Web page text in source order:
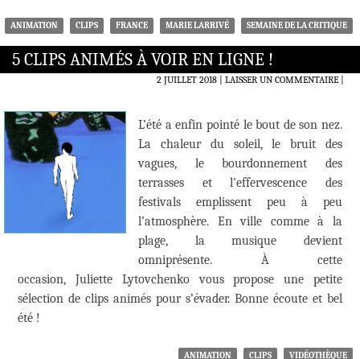
ANIMATION CLIPS FRANCE MARIE LARRIVÉ SEMAINE DE LA CRITIQUE
5 CLIPS ANIMÉS À VOIR EN LIGNE !
2 JUILLET 2018 LAISSER UN COMMENTAIRE|
L’été a enfin pointé le bout de son nez.
La chaleur du soleil, le bruit des
vagues, le bourdonnement des
terrasses et l’effervescence des
festivals emplissent peu à peu
l’atmosphère. En ville comme à la
plage, la musique devient
omniprésente. À cette
occasion, Juliette Lytovchenko vous propose une petite
sélection de clips animés pour s’évader. Bonne écoute et bel
été !
ANIMATION CLIPS VIDÉOTHÈQUE